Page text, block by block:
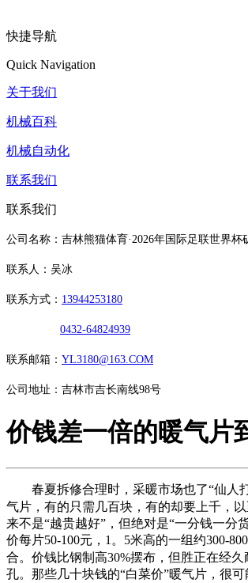
快捷导航
Quick Navigation
关于我们
机械百科
机械自动化
联系我们
联系我们
公司名称：吉林熊猫体育·2026年国际足联世界杯
联系人：吴冰
联系方式： 13944253180
0432-64824939
联系邮箱： YL3180@163.COM
公司地址：吉林市吉长南线98号
价钱差一倍的暖气片
春夏拆修合理时，采暖市场也了“仙人
气片，有的只需几百块，有的却要上千，
来不是“越贵越好”，但绝对是“一分钱一
价每片50-100元，1。5米高的一组约300-
合。价钱比钢制高30%摆布，但胜正在经久
孔。那些几十块钱的“白菜价”暖气片，很